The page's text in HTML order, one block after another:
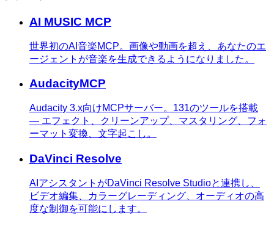
AI MUSIC MCP
世界初のAI音楽MCP。画像や動画を超え、あなたのエ
ージェントが音楽を生成できるようになりました。
AudacityMCP
Audacity 3.x向けMCPサーバー。131のツールを搭載
— エフェクト、クリーンアップ、マスタリング、フォ
ーマット変換、文字起こし。
DaVinci Resolve
AIアシスタントがDaVinci Resolve Studioと連携し、
ビデオ編集、カラーグレーディング、オーディオの高
度な制御を可能にします。